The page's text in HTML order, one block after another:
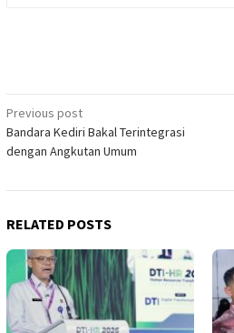
Post
navigation
Previous post
Bandara Kediri Bakal Terintegrasi
dengan Angkutan Umum
RELATED POSTS